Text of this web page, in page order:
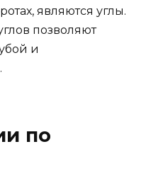
являются углы.
позволяют
и
по